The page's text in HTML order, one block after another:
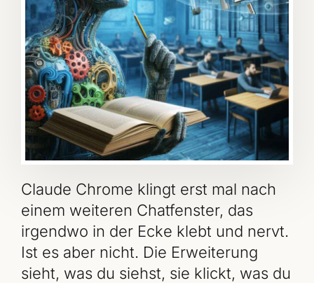
Claude Chrome klingt erst mal nach
einem weiteren Chatfenster, das
irgendwo in der Ecke klebt und nervt.
Ist es aber nicht. Die Erweiterung
sieht, was du siehst, sie klickt, was du